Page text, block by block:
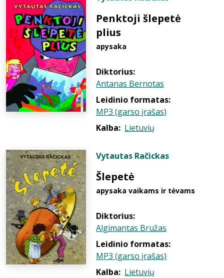
Penktoji šlepetė
plius
apysaka
Diktorius:
Antanas Bernotas
Leidinio formatas:
MP3 (garso įrašas)
Kalba: Lietuvių
Vytautas Račickas
Šlepetė
apysaka vaikams ir tėvams
Diktorius:
Algimantas Bružas
Leidinio formatas:
MP3 (garso įrašas)
Kalba: Lietuvių